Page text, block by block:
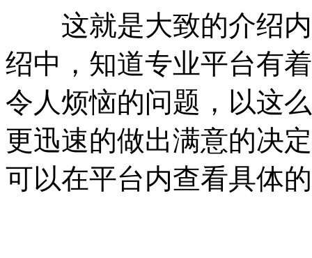
这就是大致的介绍内
绍中，知道专业平台有
令人烦恼的问题，以这
更迅速的做出满意的决
可以在平台内查看具体